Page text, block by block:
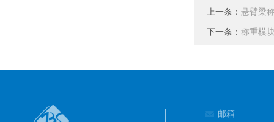
上一条： 悬臂梁
下一条： 称重模
邮箱